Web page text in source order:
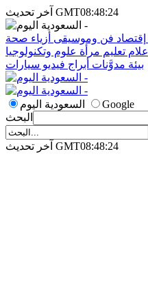
آخر تحديث GMT08:48:24
إقتصاد فن وموسيقى أزياء صحة
إعلام تعليم مرأة علوم وتكنولوجيا
بيئة مدوَّنات أبراج فيديو سيارات
السعودية اليوم
Google
البحث
آخر تحديث GMT08:48:24